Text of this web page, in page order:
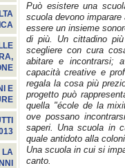
E
LA
Può esistere una
scuola devono
essere un insieme
di più. Un cittadino
scegliere con cura
abitare e incontrarsi;
capacità creative e
regala la cosa più
progetto può
quella "école de la
ove possano
saperi. Una scuola in
quale antidoto alla
Una scuola in cui si
canto.